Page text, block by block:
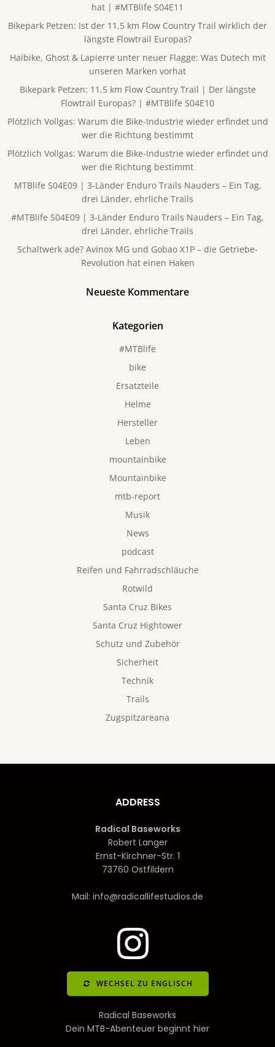
hat | #MTBlife S04E11
Bikepark Petzen: Ist der 11,5 km Flow Country Trail wirklich der
längste Flowtrail Europas?
Haibike, Ghost & Lapierre unter neuer Flagge: Was Dutech mit
unseren Marken vorhat
Bikepark Petzen: 11,5 km Flow Country Trail | Der längste
Flowtrail Europas? | #MTBlife S04E10
Plötzlich Vollgas: Warum die Bike-Industrie wieder erfindet und
wer die Richtung bestimmt
Plötzlich Vollgas: Warum die Bike-Industrie wieder erfindet und
wer die Richtung bestimmt
MTBlife S04E09 | 3-Länder Enduro Trails Nauders – Ein Tag,
drei Länder, ehrliche Trails
#MTBlife S04E09 | 3-Länder Enduro Trails Nauders – Ein Tag,
drei Länder, ehrliche Trails
Schaltwerk ade? Avinox MG und Gobao X1P – die Getriebe-
Revolution hat einen Haken
Neueste Kommentare
Kategorien
#MTBlife
bike
Ersatzteile
Helme
Hersteller
Leben
mountainbike
Mountainbike
mtb-report
Musik
News
podcast
Reifen und Fahrradschläuche
Rotwild
Santa Cruz Bikes
Santa Cruz Hightower
Schutz und Zubehör
Sicherheit
Technik
Trails
Zugspitzareana
ADDRESS
Radical Baseworks
Robert Langer
Ernst-Kirchner-Str. 1
73760 Ostfildern
Mail: info@radicallifestudios.de
WECHSEL ZU ENGLISCH
Radical Baseworks
Dein MTB-Abenteuer beginnt hier